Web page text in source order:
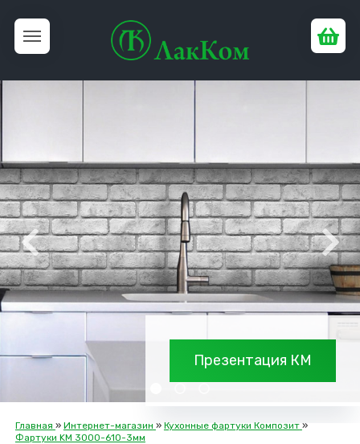
Презентация КМ
Главная » Интернет-магазин » Кухонные фартуки Композит »
Фартуки KM 3000-610-3мм